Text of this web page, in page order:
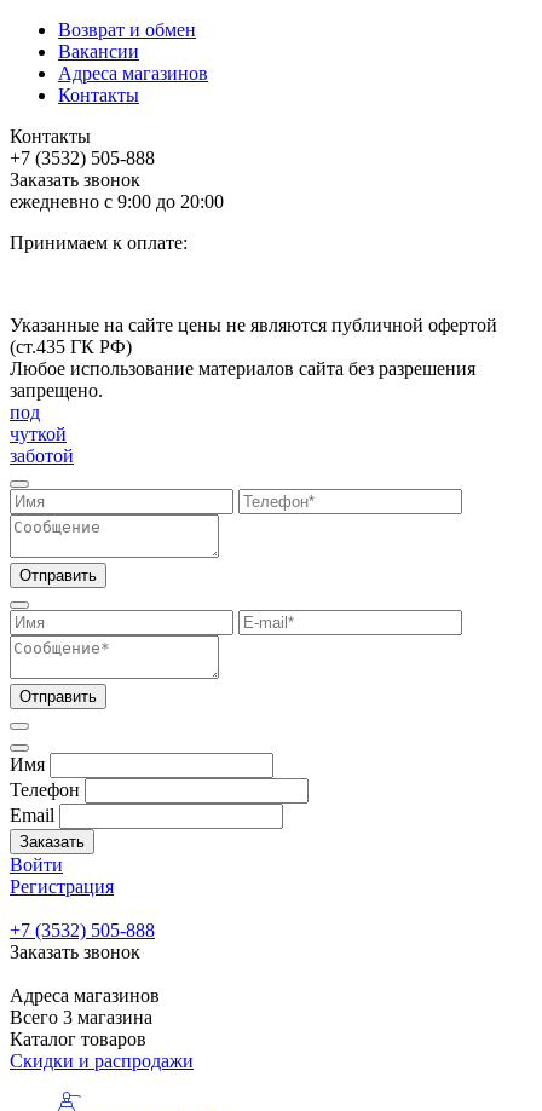
Возврат и обмен
Вакансии
Адреса магазинов
Контакты
Контакты
+7 (3532) 505-888
Заказать звонок
ежедневно с 9:00 до 20:00
Принимаем к оплате:
Указанные на сайте цены не являются публичной офертой
(ст.435 ГК РФ)
Любое использование материалов сайта без разрешения
запрещено.
под
чуткой
заботой
Отправить
Отправить
Имя
Телефон
Email
Заказать
Войти
Регистрация
+7 (3532) 505-888
Заказать звонок
Адреса магазинов
Всего 3 магазина
Каталог товаров
Скидки и распродажи